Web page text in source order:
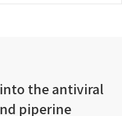
the antiviral
piperine